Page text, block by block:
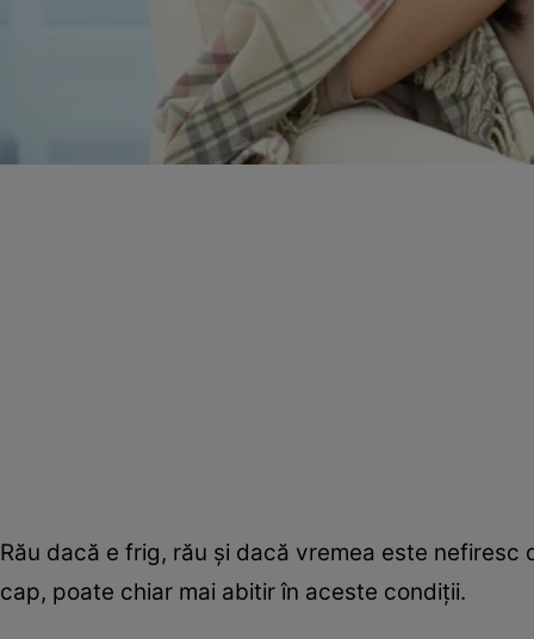
Rău dacă e frig, rău şi dacă vremea este
cap, poate chiar mai abitir în aceste condiţii.